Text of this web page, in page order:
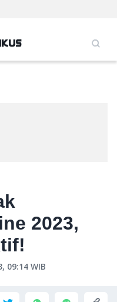
2023,
09:14 WIB